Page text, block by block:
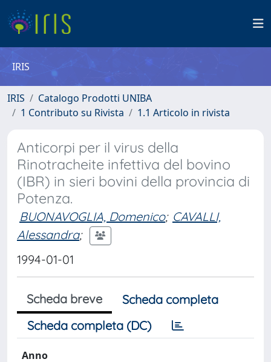
IRIS
IRIS
Catalogo Prodotti UNIBA
1 Contributo su Rivista
1.1 Articolo in rivista
Anticorpi per il virus della
Rinotracheite infettiva del bovino
(IBR) in sieri bovini della provincia di
Potenza.
BUONAVOGLIA, Domenico; CAVALLI,
Alessandra;
1994-01-01
Scheda breve
Scheda completa
Scheda completa (DC)
Anno